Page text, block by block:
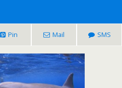
Pin Mail SMS